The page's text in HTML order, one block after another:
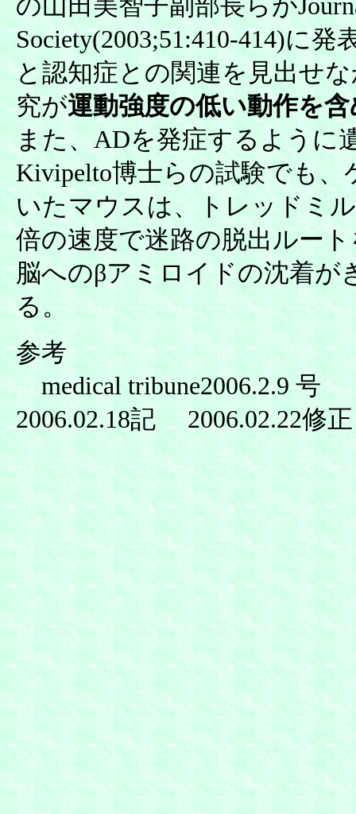
の山田美智子副部長らが
Society(2003;51:410-414)に
と認知症との関連を見出せ
究が運動強度の低い動作を
また、ADを発症するように
Kivipelto博士らの試験でも
いたマウスは、トレッドミ
倍の速度で迷路の脱出ルー
脳へのβアミロイドの沈着が
る。
参考
medical tribune2006.2.9 号
2006.02.18記 2006.02.22修正